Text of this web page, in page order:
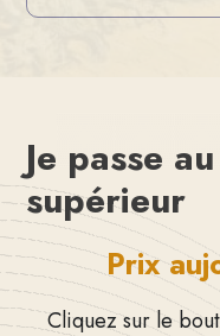
Je passe
supérieur
Prix
Cliquez sur le